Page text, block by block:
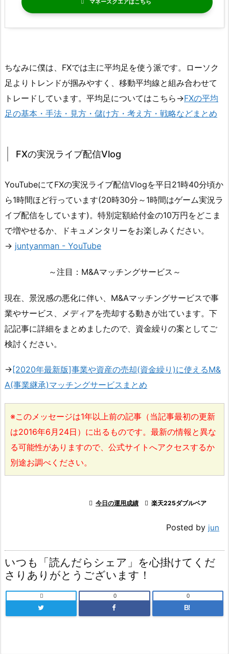
マネースクエア
ちなみに僕は、FXでは主に平均足を使う派です。ローソク
足よりトレンドが掴みやすく、移動平均線と組み合わせて
トレードしています。平均足についてはこちら→FXの平均
足の基本・手法・見方・儲け方・考え方・戦略などまとめ
FXの実況ライブ配信Vlog
YouTubeにてFXの実況ライブ配信Vlogを平日21時40分頃か
ら1時間ほど行っています(20時30分～1時間はゲーム実況ラ
イブ配信をしています)。特別定額給付金の10万円をどこま
で増やせるか、ドキュメンタリーをお楽しみください。
→ juntyanman - YouTube
～注目：M&Aマッチングサービス～
現在、景況感の悪化に伴い、M&Aマッチングサービスで事
業やサービス、メディアを売却する動きが出ています。下
記記事に詳細をまとめましたので、資金繰りの案としてご
検討ください。
→ [2020年最新版]事業や資産の売却(資金繰り)に使えるM&
A(事業継承)マッチングサービスまとめ
※このメッセージは1年以上前の記事（当記事最初の更新
は2016年6月24日）に出るものです。最新の情報と異な
る可能性がありますので、公式サイトへアクセスするか
別途お調べください。
 今日の運用成績  楽天225ダブルベア
Posted by jun
いつも「読んだらシェア」を心掛けてくだ
さりありがとうございます！
 0
B!
0